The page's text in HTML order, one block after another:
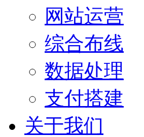
网站运营
综合布线
数据处理
支付搭建
关于我们